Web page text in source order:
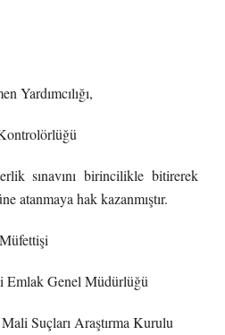
Yardımcılığı,
sınavını birincilikle bitirerek
atanmaya hak kazanmıştır.
Emlak Genel Müdürlüğü
Suçları Araştırma Kurulu